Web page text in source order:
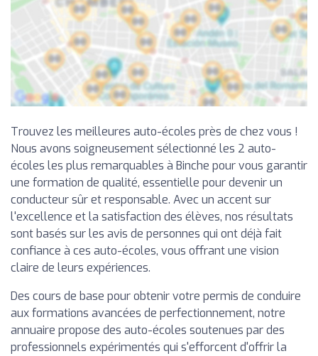
Trouvez les meilleures auto-écoles près de chez vous !
Nous avons soigneusement sélectionné les 2 auto-
écoles les plus remarquables à Binche pour vous garantir
une formation de qualité, essentielle pour devenir un
conducteur sûr et responsable. Avec un accent sur
l'excellence et la satisfaction des élèves, nos résultats
sont basés sur les avis de personnes qui ont déjà fait
confiance à ces auto-écoles, vous offrant une vision
claire de leurs expériences.
Des cours de base pour obtenir votre permis de conduire
aux formations avancées de perfectionnement, notre
annuaire propose des auto-écoles soutenues par des
professionnels expérimentés qui s'efforcent d'offrir la